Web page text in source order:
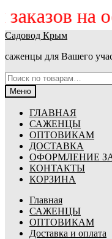
заказов
Перейти
навигации
Перейти
содержимому
Садовод Крым
саженцы для Вашего
Искать:
Меню
ГЛАВНАЯ
САЖЕНЦЫ
ОПТОВИКАМ
ДОСТАВКА
ОФОРМЛЕНИЕ
КОНТАКТЫ
КОРЗИНА
Главная
САЖЕНЦЫ
ОПТОВИКАМ
Доставка и оплата